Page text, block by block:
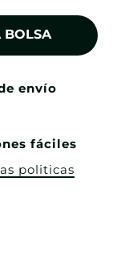
BOLSA
envío
fáciles
politicas